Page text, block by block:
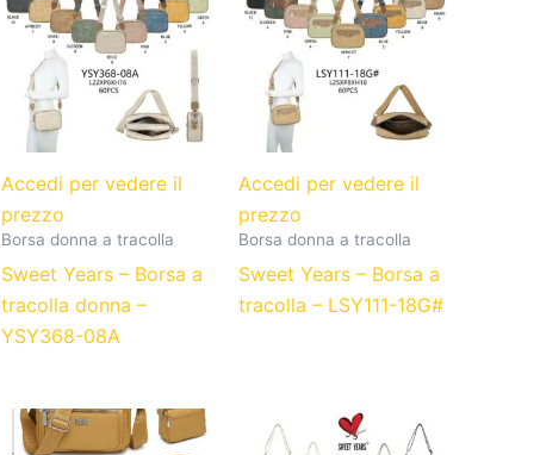
Accedi per vedere il
prezzo
Borsa donna a tracolla
Sweet Years – Borsa a
tracolla donna –
YSY368-08A
Accedi per vedere il
prezzo
Borsa donna a tracolla
Sweet Years – Borsa a
tracolla – LSY111-18G#